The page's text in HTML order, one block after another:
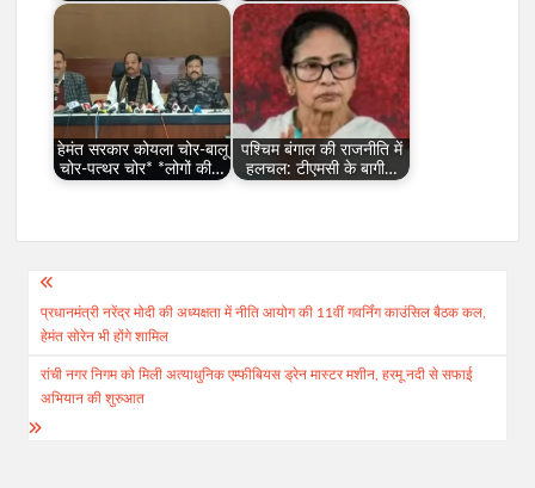
हेमंत सरकार कोयला चोर-बालू
चोर-पत्थर चोर* *लोगों की…
पश्चिम बंगाल की राजनीति में
हलचल: टीएमसी के बागी…
Post
navigation
प्रधानमंत्री नरेंद्र मोदी की अध्यक्षता में नीति आयोग की 11वीं गवर्निंग काउंसिल बैठक कल,
हेमंत सोरेन भी होंगे शामिल
रांची नगर निगम को मिली अत्याधुनिक एम्फीबियस ड्रेन मास्टर मशीन, हरमू नदी से सफाई
अभियान की शुरुआत